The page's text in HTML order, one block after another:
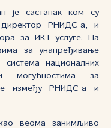
је састанак ком су
РНИДС-а, и
за ИКТ услуге. На
за унапређивање
система националних
могућностима за
између РНИДС-а и
веома занимљиво